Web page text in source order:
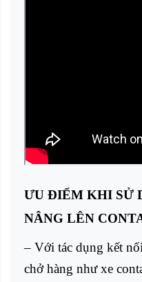
ƯU ĐIỂM KHI SỬ
NÂNG LÊN
– Với tác dụng kết
chở hàng như xe